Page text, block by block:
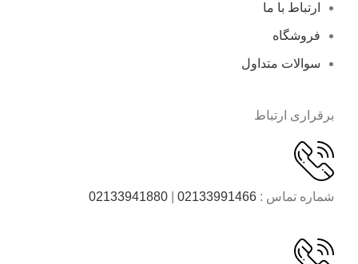
ارتباط با ما
فروشگاه
سوالات متداول
برقراری ارتباط
شماره تماس :02133991466
|
02133941880